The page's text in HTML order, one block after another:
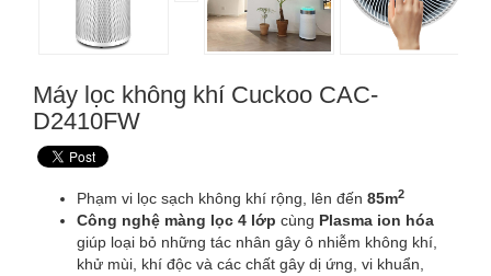
Máy lọc không khí Cuckoo CAC-
D2410FW
Phạm vi lọc sạch không khí rộng, lên đến 85m2
Công nghệ màng lọc 4 lớp cùng Plasma ion hóa
giúp loại bỏ những tác nhân gây ô nhiễm không khí,
khử mùi, khí độc và các chất gây dị ứng, vi khuẩn,